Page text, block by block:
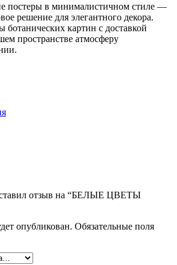
постеры в минималистичном стиле —
решение для элегантного декора.
картин с доставкой
пространстве атмосферу
отзыв на “БЕЛЫЕ ЦВЕТЫ
опубликован. Обязательные поля